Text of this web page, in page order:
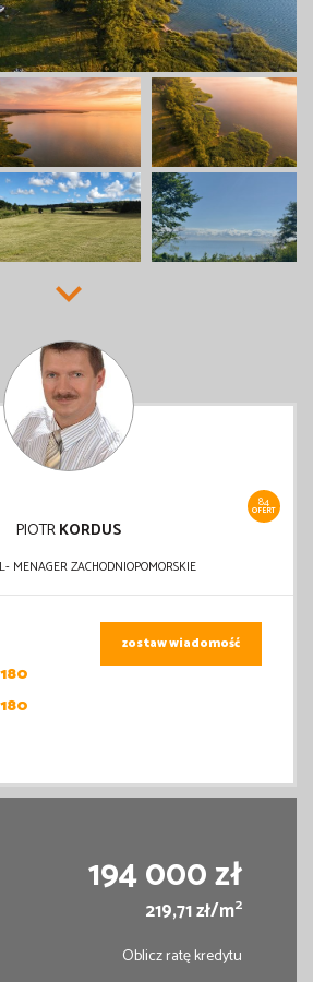
84
OFERT
PIOTRKORDUS
MENAGER ZACHODNIOPOMORSKIE
zostaw wiadomość
194 000 zł
219,71 zł/m2
Oblicz ratę kredytu